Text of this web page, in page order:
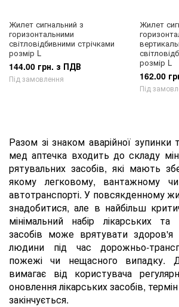
Жилет сигнальний з
горизонтальними
світловідбивними стрічками
розмір L
144.00 грн. з ПДВ
Під замовлення
Жилет
розмір L
162.00
Під
Разом зі знаком аварійної зупинки
мед аптечка входить до складу
рятувальних засобів, які мають
якому легковому, вантажному
автотранспорті. У повсякденному
знадобитися, але в найбільш
мінімальний набір лікарських та
засобів може врятувати
людини під час дорожньо-
пожежі чи нещасного випадку.
вимагає від користувача
оновлення лікарських засобів,
закінчується.